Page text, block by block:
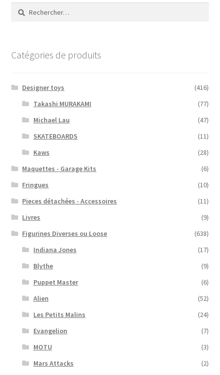
Rechercher :
Catégories de produits
Designer toys
(416)
Takashi MURAKAMI
(77)
Michael Lau
(47)
SKATEBOARDS
(11)
Kaws
(28)
Maquettes - Garage Kits
(6)
Fringues
(10)
Pieces détachées - Accessoires
(11)
Livres
(9)
Figurines Diverses ou Loose
(638)
Indiana Jones
(17)
Blythe
(9)
Puppet Master
(6)
Alien
(52)
Les Petits Malins
(24)
Evangelion
(7)
MOTU
(3)
Mars Attacks
(2)